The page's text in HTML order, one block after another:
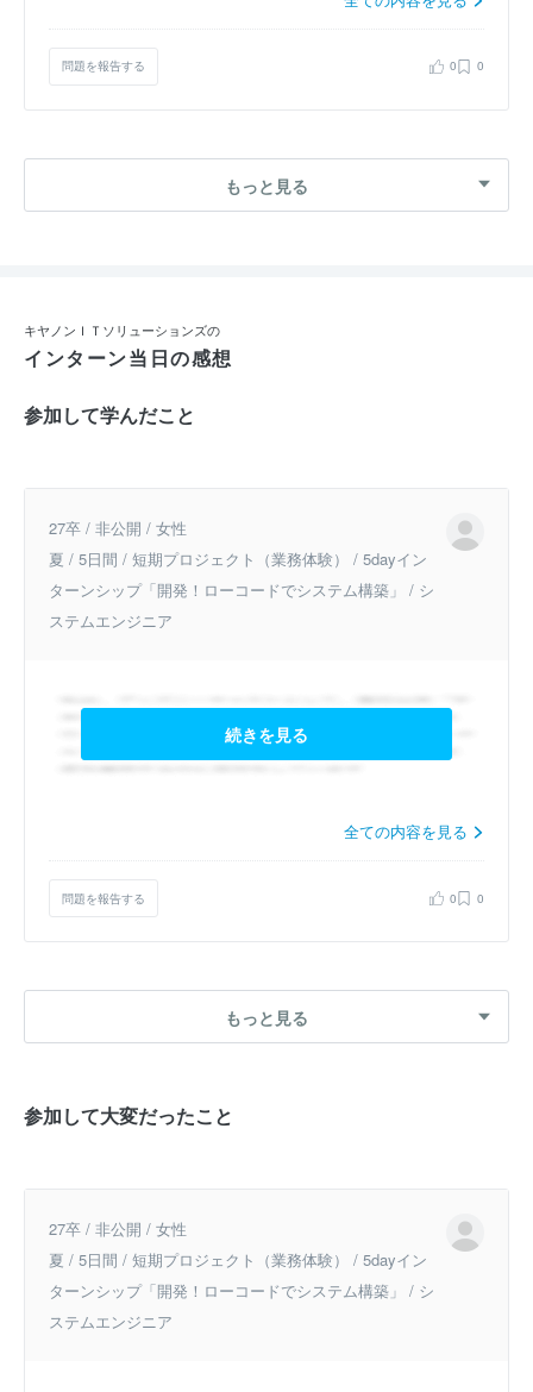
問題を報告する 0 0
もっと見る
キヤノンＩＴソリューションズの
インターン当日の感想
参加して学んだこと
27卒 / 非公開 / 女性
夏 / 5日間 / 短期プロジェクト（業務体験） / 5dayイン
ターンシップ「開発！ローコードでシステム構築」 / シ
ステムエンジニア
続きを見る
全ての内容を見る
問題を報告する 0 0
もっと見る
参加して大変だったこと
27卒 / 非公開 / 女性
夏 / 5日間 / 短期プロジェクト（業務体験） / 5dayイン
ターンシップ「開発！ローコードでシステム構築」 / シ
ステムエンジニア